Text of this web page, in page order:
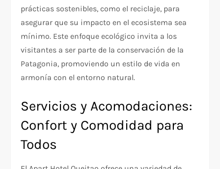
prácticas sostenibles, como el reciclaje, para
asegurar que su impacto en el ecosistema sea
mínimo. Este enfoque ecológico invita a los
visitantes a ser parte de la conservación de la
Patagonia, promoviendo un estilo de vida en
armonía con el entorno natural.
Servicios y Acomodaciones:
Confort y Comodidad para
Todos